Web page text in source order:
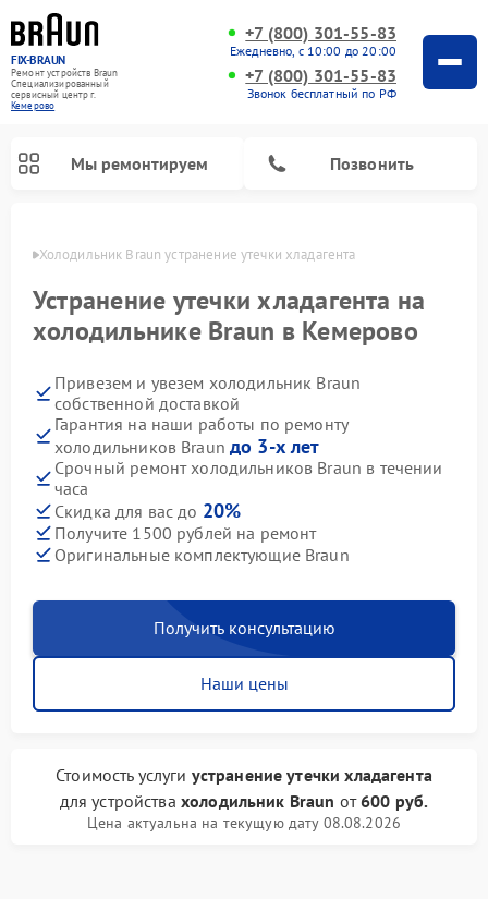
FIX-BRAUN
Ремонт устройств Braun
Специализированный
cервисный центр г.
Кемерово
+7 (800) 301-55-83
Ежедневно, с 10:00 до 20:00
+7 (800) 301-55-83
Звонок бесплатный по РФ
Мы ремонтируем Позвонить
Холодильник Braun устранение утечки хладагента
Устранение утечки хладагента на
холодильнике Braun в Кемерово
Привезем и увезем холодильник Braun
собственной доставкой
Гарантия на наши работы по ремонту
холодильников Braunдо 3-х лет
Срочный ремонт холодильников Braun в течении
часа
Скидка для вас до 20%
Получите 1500 рублей на ремонт
Оригинальные комплектующие Braun
Получить консультацию
Наши цены
Стоимость услуги устранение утечки хладагента
для устройства холодильник Braun от600 руб.
Цена актуальна на текущую дату 08.08.2026